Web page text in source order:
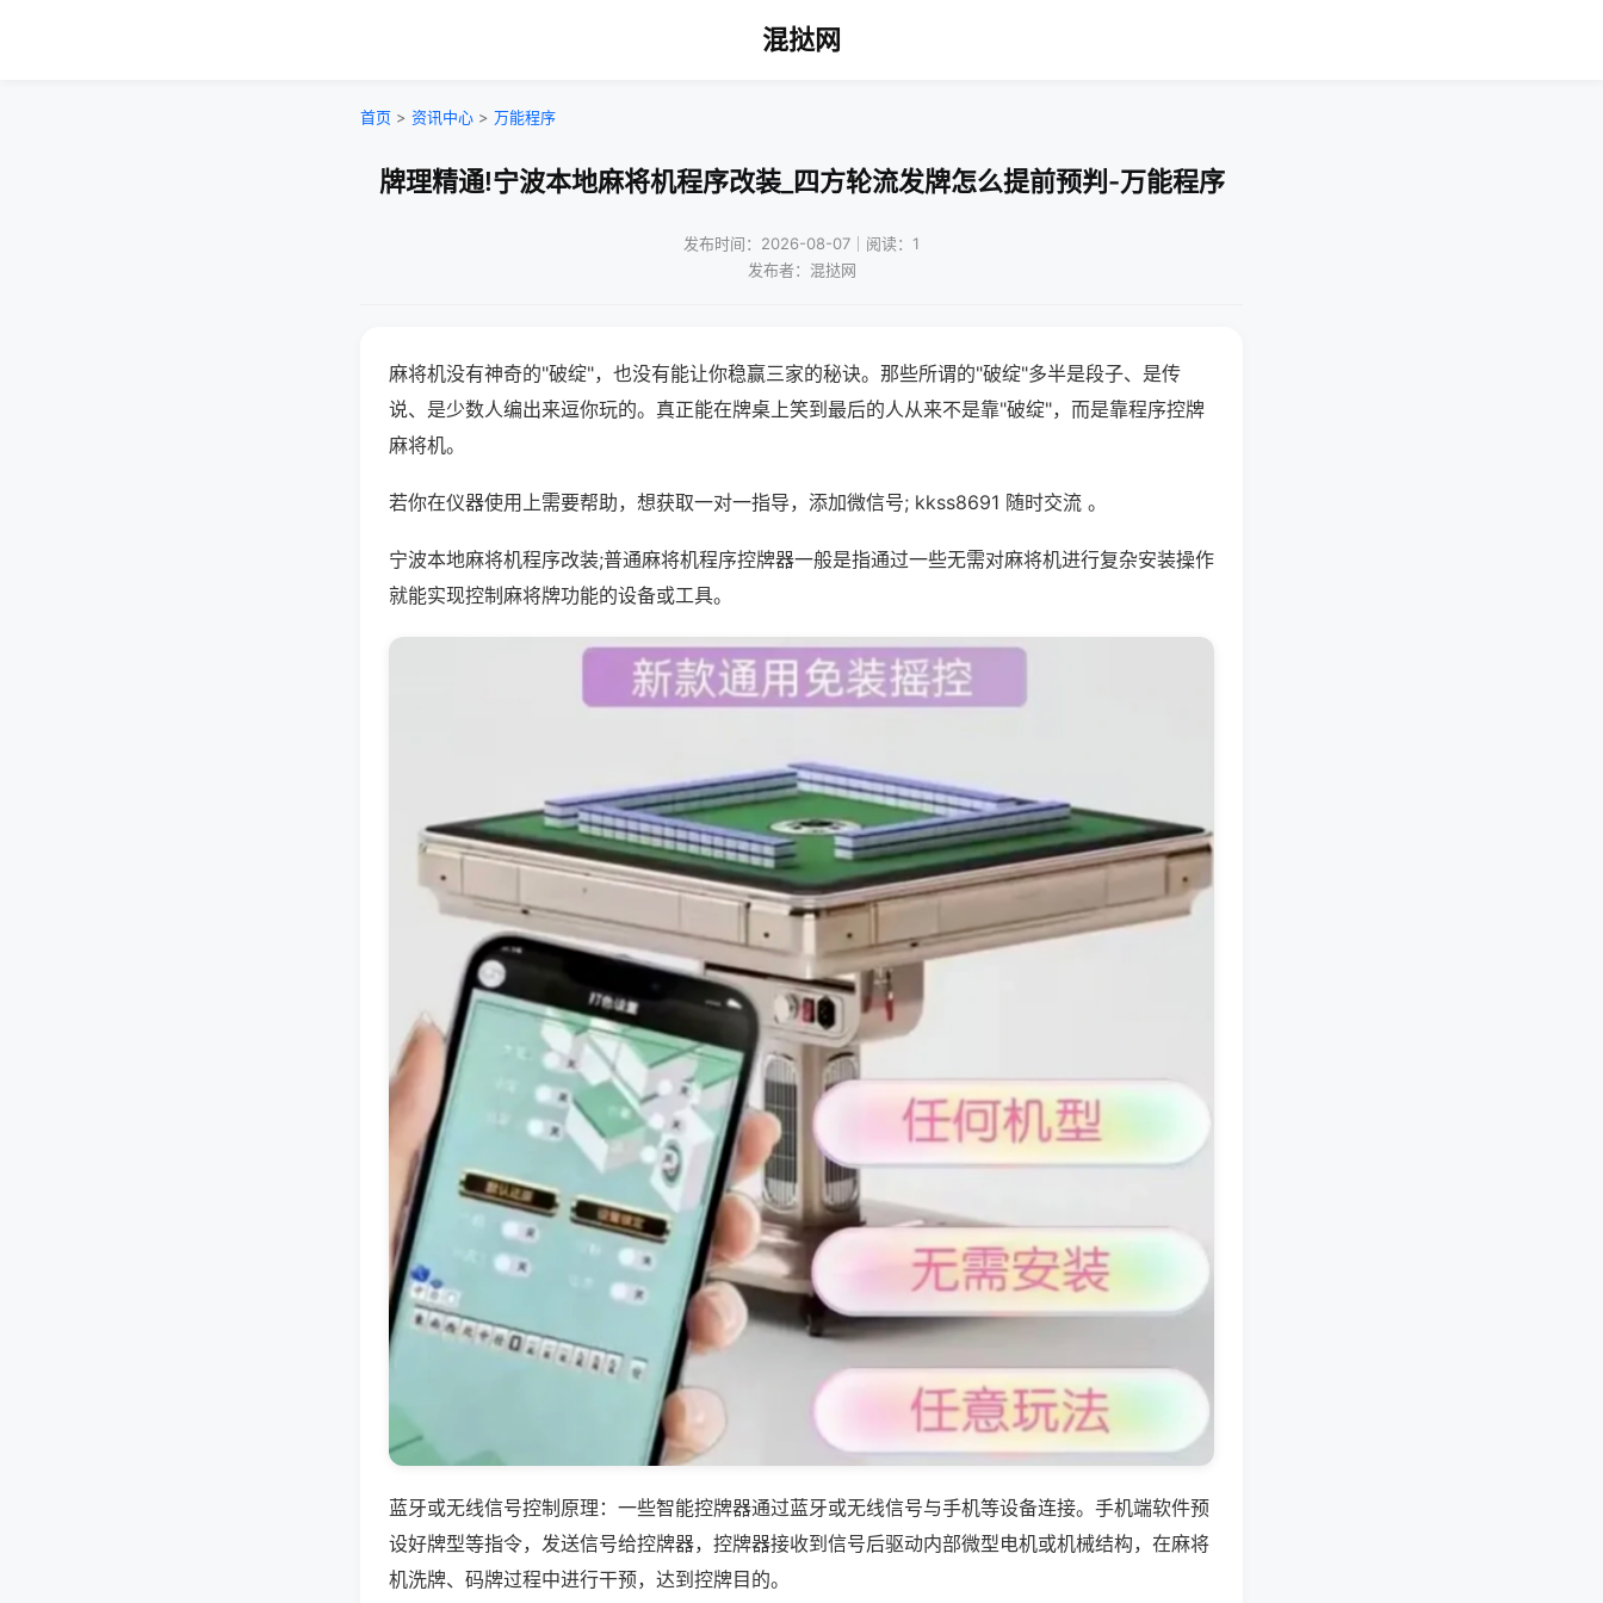
混挞网
首页 > 资讯中心 > 万能程序
牌理精通!宁波本地麻将机程序改装_四方轮流发牌怎么提前预判-万能程序
发布时间：2026-08-07｜阅读：1
发布者：混挞网
麻将机没有神奇的"破绽"，也没有能让你稳赢三家的秘诀。那些所谓的"破绽"多半是段子、是传
说、是少数人编出来逗你玩的。真正能在牌桌上笑到最后的人从来不是靠"破绽"，而是靠程序控牌
麻将机。
若你在仪器使用上需要帮助，想获取一对一指导，添加微信号; kkss8691 随时交流 。
宁波本地麻将机程序改装;普通麻将机程序控牌器一般是指通过一些无需对麻将机进行复杂安装操作
就能实现控制麻将牌功能的设备或工具。
蓝牙或无线信号控制原理：一些智能控牌器通过蓝牙或无线信号与手机等设备连接。手机端软件预
设好牌型等指令，发送信号给控牌器，控牌器接收到信号后驱动内部微型电机或机械结构，在麻将
机洗牌、码牌过程中进行干预，达到控牌目的。